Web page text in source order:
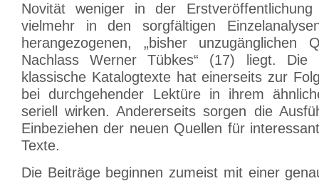
Novität weniger in der
vielmehr in den sorgfältigen
herangezogenen, „bisher unzugänglichen
Nachlass Werner Tübkes“ (17) liegt. Die
klassische Katalogtexte hat einerseits zur
bei durchgehender Lektüre in ihrem
seriell wirken. Andererseits sorgen die
Einbeziehen der neuen Quellen für
Texte.
Die Beiträge beginnen zumeist mit einer